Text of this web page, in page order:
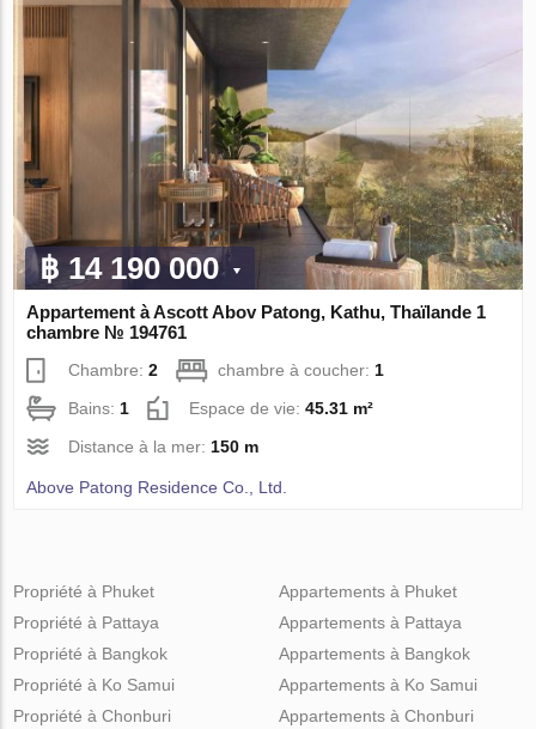
฿ 14 190 000
Appartement à Ascott Abov Patong, Kathu, Thaïlande 1
chambre № 194761
Chambre:2 chambre à coucher:1
Bains:1 Espace de vie:45.31 m²
Distance à la mer:150 m
Above Patong Residence Co., Ltd.
Propriété à Phuket
Propriété à Pattaya
Propriété à Bangkok
Propriété à Ko Samui
Propriété à Chonburi
Appartements à Phuket
Appartements à Pattaya
Appartements à Bangkok
Appartements à Ko Samui
Appartements à Chonburi